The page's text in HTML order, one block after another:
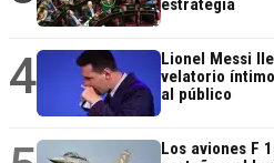
estrategia
4
Lionel Messi
velatorio
al público
Los aviones F